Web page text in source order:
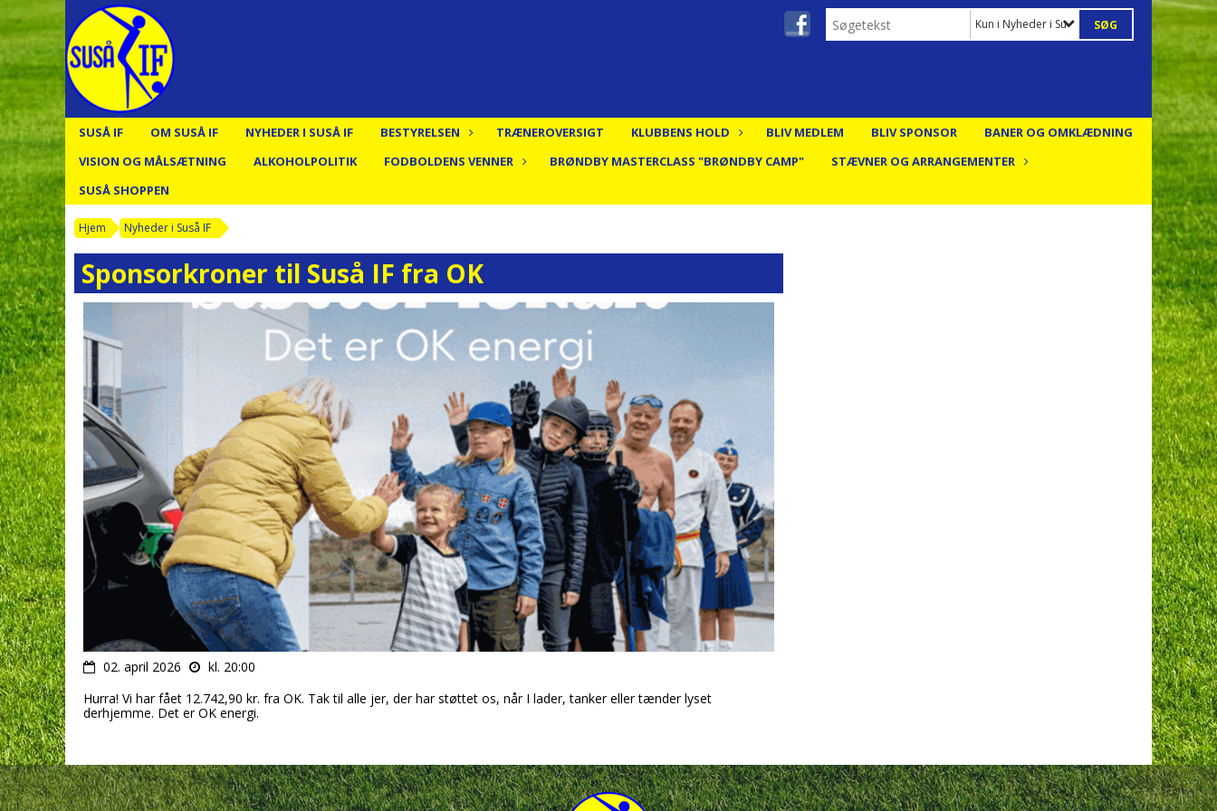
Kun i Nyheder i Suså IF
SUSÅ IF OM SUSÅ IF NYHEDER I SUSÅ IF BESTYRELSEN TRÆNEROVERSIGT KLUBBENS HOLD BLIV MEDLEM BLIV SPONSOR
BANER OG OMKLÆDNING
VISION OG MÅLSÆTNING
ALKOHOLPOLITIK FODBOLDENS VENNER BRØNDBY MASTERCLASS "BRØNDBY CAMP"
STÆVNER OG ARRANGEMENTER
SUSÅ SHOPPEN
Hjem Nyheder i Suså IF
Sponsorkroner til Suså IF fra OK
02. april 2026
kl. 20:00
Hurra! Vi har fået 12.742,90 kr. fra OK. Tak til alle jer, der har støttet os, når I lader, tanker eller tænder lyset
derhjemme. Det er OK energi.